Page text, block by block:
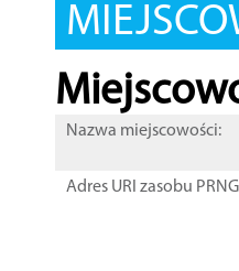
Nazwa miejscowości:
Adres URI zasobu